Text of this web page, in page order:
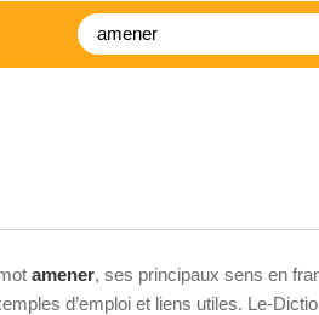
amener, ses principaux sens en
d’emploi et liens utiles. Le-